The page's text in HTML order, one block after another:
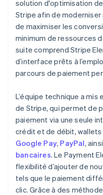
solution d'optimisation
Stripe afin de
de maximiser les
minimum de ressources
suite comprend Stripe
d’interface prêts à
parcours de paiement
L’équipe technique a mis
de Stripe, qui permet de
paiement via une seule
crédit et de débit, wallets
Google Pay, PayPal,
bancaires. Le Payment
flexibilité d’ajouter de
tels que le paiement
clic. Grâce à des